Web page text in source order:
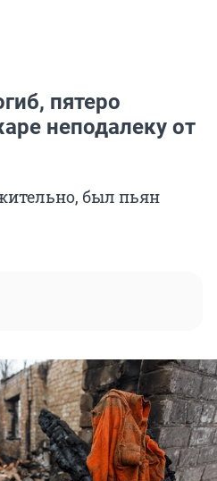
пятеро
неподалеку от
был пьян